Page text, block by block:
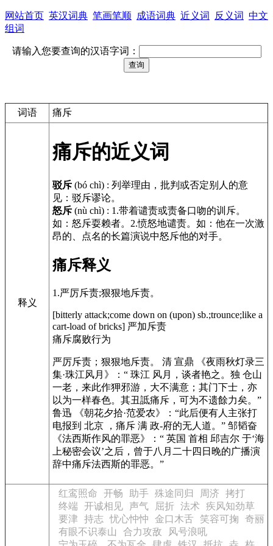
网站首页 英汉词典 笔画笔顺 成语词典 近义词 反义词 中文
组词
请输入您要查询的汉语字词：
词语 痛斥
释义
痛斥的近义词
驳斥 (bó chì) : 列举理由，批判或否定别人的意
见：驳斥谬论。
怒斥 (nù chì) : 1.带着谴责或责备口吻的训斥。
如：怒斥耍赖者。2.愤怒地谴责。如：他在一次激
昂的、点名的长篇演说中怒斥他的对手。
痛斥释义
1.严厉斥责;狠狠地斥责。
[bitterly attack;come down on (upon) sb.;trounce;like a
cart-load of bricks] 严加斥责
痛斥腐败行为
严厉斥责；狠狠地斥责。 清 宣鼎
《夜雨秋灯录三
集·珠江风月》
：“ 珠江 风月，谈者艳之。独 仓山
一老，来此作狎邪游，大不满意；其门下士，亦
以为一样春色。其丑詆痛斥，可为不遗餘力矣。”
鲁迅
《朝花夕拾·范爱农》
：“此后便有人主张打
电报到 北京 ，痛斥 满 政-府的无人道。” 邹韬奋
《法西斯作风的罪恶》
：“ 英国 首相 邱吉尔 于‘海
上秘密会议’之后，曾于八月二十四日晚的广播演
辞中痛斥法西斯的罪恶。”
红鸾照命 开畅 助手 殊途同归 周济
拷打
终端
开诚相见 声气 屈折 法术 疾风知劲草
要津
持志 忧心忡忡 金口木舌 笑容可掬
奇丽
有眼不识泰山
合力攻敌
风号浪吼